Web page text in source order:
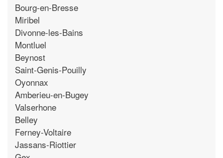
Bourg-en-Bresse
Miribel
Divonne-les-Bains
Montluel
Beynost
Saint-Genis-Pouilly
Oyonnax
Amberieu-en-Bugey
Valserhone
Belley
Ferney-Voltaire
Jassans-Riottier